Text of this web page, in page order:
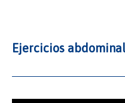
Ejercicios